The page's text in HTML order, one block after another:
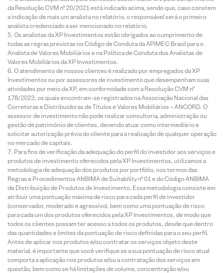
da Resolução CVM nº 20/2021 está indicado acima, sendo que, caso constem
a indicação de mais um analista no relatório, o responsável será o primeiro
analista credenciado a ser mencionado no relatório.
Os analistas da XP Investimentos estão obrigados ao cumprimento de
todas as regras previstas no Código de Conduta da APIMEC Brasil para o
Analista de Valores Mobiliários e na Política de Conduta dos Analistas de
Valores Mobiliários da XP Investimentos.
O atendimento de nossos clientes é realizado por empregados da XP
Investimentos ou por assessores de investimento que desempenham suas
atividades por meio da XP, em conformidade com a Resolução CVM nº
178/2023, os quais encontram-se registrados na Associação Nacional das
Corretoras e Distribuidoras de Títulos e Valores Mobiliários – ANCORD. O
assessor de investimento não pode realizar consultoria, administração ou
gestão de patrimônio de clientes, devendo atuar como intermediário e
solicitar autorização prévia do cliente para a realização de qualquer operação
no mercado de capitais.
Para fins de verificação da adequação do perfil do investidor aos serviços e
produtos de investimento oferecidos pela XP Investimentos, utilizamos a
metodologia de adequação dos produtos por portfólio, nos termos das
Regras e Procedimentos ANBIMA de Suitability nº 01 e do Código ANBIMA
de Distribuição de Produtos de Investimento. Essa metodologia consiste em
atribuir uma pontuação máxima de risco para cada perfil de investidor
(conservador, moderado e agressivo), bem como uma pontuação de risco
para cada um dos produtos oferecidos pela XP Investimentos, de modo que
todos os clientes possam ter acesso a todos os produtos, desde que dentro
das quantidades e limites da pontuação de risco definidas para o seu perfil.
Antes de aplicar nos produtos e/ou contratar os serviços objeto deste
material, é importante que você verifique se a sua pontuação de risco atual
comporta a aplicação nos produtos e/ou a contratação dos serviços em
questão, bem como se há limitações de volume, concentração e/ou